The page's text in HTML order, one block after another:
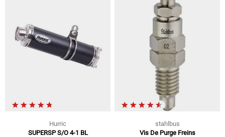
Hurric
SUPERSP S/O 4-1 BL
stahlbus
Vis De Purge Freins